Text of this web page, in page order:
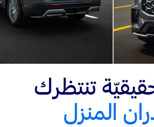
تنتظرك
المنزل